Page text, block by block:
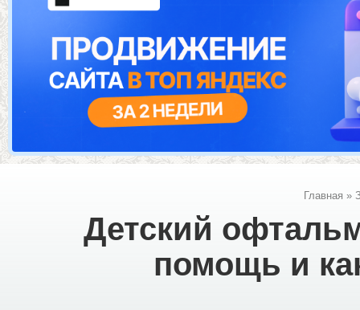
Главная »
Детский
помощь и